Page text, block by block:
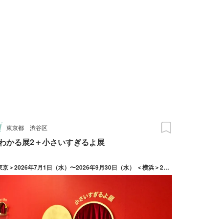
東京都 渋谷区
かる展2＋小さいすぎるよ展
＜東京＞2026年7月1日（水）〜2026年9月30日（水） ＜横浜＞2026年7月17日（金）〜2026年10月18日（日）